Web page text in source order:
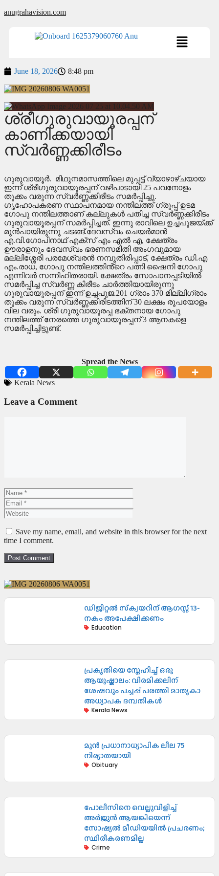
anugrahavision.com
June 18, 2026 8:48 pm
ശ്രീഗുരുവായൂരപ്പന്
കാണിക്കയായി
സ്വർണ്ണക്കിരീടം
ഗുരുവായൂർ. മിഥുനമാസത്തിലെ മുപ്പട്ട് വ്യാഴാഴ്ചയായ
ഇന്ന് ശ്രീഗുരുവായൂരപ്പന് വഴിപാടായി 25 പവനോളം
തൂക്കം വരുന്ന സ്വർണ്ണക്കിരീടം സമർപ്പിച്ചു.
ഗൃഹോപകരണ സ്ഥാപനമായ നന്തിലത്ത് ഗ്രൂപ്പ് ഉടമ
ഗോപു നന്തിലത്താണ് കല്ലുകൾ പതിച്ച സ്വർണ്ണക്കിരീടം
ഗുരുവായൂരപ്പന് സമർപ്പിച്ചത്. ഇന്നു രാവിലെ ഉച്ചപൂജയ്ക്ക്
മുൻപായിരുന്നു ചടങ്ങ്.ദേവസ്വം ചെയർമാൻ
എ.വി.ഗോപിനാഥ് എക്സ് എം എൽ എ, ക്ഷേത്രം
ഊരാളനും ദേവസ്വം ഭരണസമിതി അംഗവുമായ
മല്ലിശ്ശേരി പരമേശ്വരൻ നമ്പൂതിരിപ്പാട്, ക്ഷേത്രം ഡി.എ
എം.രാധ, ഗോപു നന്തിലത്തിൻ്റെ പത്നി ഷൈനി ഗോപു
എന്നിവർ സന്നിഹിതരായി. ക്ഷേത്രം സോപാനപ്പടിയിൽ
സമർപ്പിച്ച സ്വർണ്ണ കിരീടം ചാർത്തിയായിരുന്നു
ഗുരുവായൂരപ്പന് ഇന്ന് ഉച്ചപൂജ.201 ഗ്രാം 370 മില്ലിഗ്രാം
തൂക്കം വരുന്ന സ്വർണ്ണക്കിരിടത്തിന് 30 ലക്ഷം രൂപയോളം
വില വരും. ശ്രീ ഗുരുവായൂരപ്പ ഭക്തനായ ഗോപു
നന്തിലത്ത് നേരത്തെ ഗുരുവായൂരപ്പന് 3 ആനകളെ
സമർപ്പിച്ചിട്ടുണ്ട്.
Spread the News
Kerala News
Leave a Comment
Save my name, email, and website in this browser for the next
time I comment.
ഡിജിറ്റൽ സ്‌ക്വയറിന് ആഗസ്റ്റ് 13-
നകം അപേക്ഷിക്കണം
Education
പ്രകൃതിയെ സ്നേഹിച്ച് ഒരു
ആയുഷ്കാലം: വിരമിക്കലിന്
ശേഷവും പച്ചപ്പ് പരത്തി മാതൃകാ
അധ്യാപക ദമ്പതികൾ
Kerala News
മുൻ പ്രധാനാധ്യാപിക ലീല 75
നിര്യാതയായി
Obituary
പോലീസിനെ വെല്ലുവിളിച്ച്
അർജുൻ ആയങ്കിയെന്ന്
സോഷ്യൽ മീഡിയയിൽ പ്രചരണം;
സ്ഥിരീകരണമില്ല
Crime